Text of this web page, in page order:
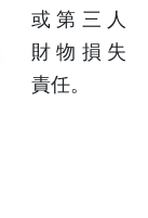
或第三人
財物損失
責任。